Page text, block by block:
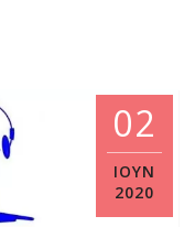
02
ΙΟΎΝ
2020